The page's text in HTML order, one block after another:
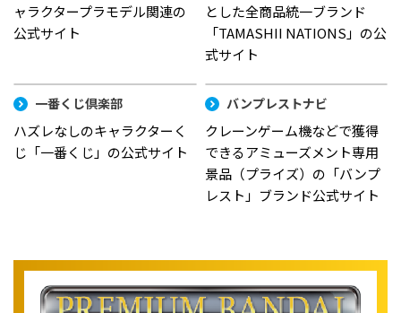
ャラクタープラモデル関連の
公式サイト
とした全商品統一ブランド
「TAMASHII NATIONS」の公
式サイト
一番くじ倶楽部
ハズレなしのキャラクターく
じ「一番くじ」の公式サイト
バンプレストナビ
クレーンゲーム機などで獲得
できるアミューズメント専用
景品（プライズ）の「バンプ
レスト」ブランド公式サイト